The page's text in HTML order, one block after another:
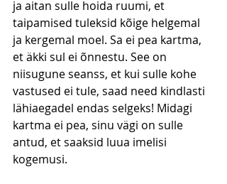
ja aitan sulle hoida ruumi, et
taipamised tuleksid kõige helgemal
ja kergemal moel. Sa ei pea kartma,
et äkki sul ei õnnestu. See on
niisugune seanss, et kui sulle kohe
vastused ei tule, saad need kindlasti
lähiaegadel endas selgeks! Midagi
kartma ei pea, sinu vägi on sulle
antud, et saaksid luua imelisi
kogemusi.